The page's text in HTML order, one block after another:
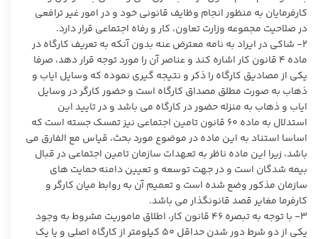
کارفرمایان به منظور انجام وظایف قانونی خود و در امور غیر ترافعی
در صلاحیت مجموعه وزارت تعاون، کار و رفاه اجتماعی قرار دارد.
۲- شاکی در ایراد به نامه معترض عنه بدون آنکه به تعریف کارگاه در
ماده ۴ قانون کار اشاره کند و عناصر آن را مورد توجه قرار دهد، صرفا
یکی از مصادیق کارگاه را ذکر و نتیجه گیری نموده که وسایل ایاب و
ذهاب به صورت مطلق مصداق کارگاه است و حضور کارگر در وسایل
ایاب و ذهاب به منزله حضور در کارگاه می باشد و در تایید این
استدلال به ماده ۶۰ قانون تامین اجتماعی نیز تمسک جسته است که
اساسا استناد به این ماده در موضوع مورد بحث، قیاس مع الفارق می
باشد، زیرا این ماده ناظر به تعهدات سازمان تامین اجتماعی در قبال
بیمه شدگان است و در جهت توسعه و تعیین دامنه حمایت های
سازمان مذکور وضع شده است و تعمیم آن به روابط میان کارگر و
کارفرما مغایر قصد قانونگذار می باشد.
۳- با توجه به تبصره ۴۶ قانون کار، اطلاق ماموریت مشروط به وجود
یکی از دو شرط دور شدن حداقل ۵۰ کیلومتر از کارگاه اصلی و یا یک